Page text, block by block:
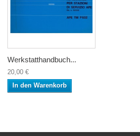
Werkstatthandbuch...
20,00 €
In den Warenkorb